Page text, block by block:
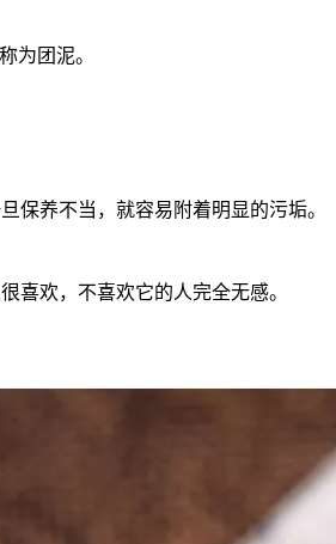
为团泥。
保养不当，就容易附着明显的污垢。
喜欢，不喜欢它的人完全无感。